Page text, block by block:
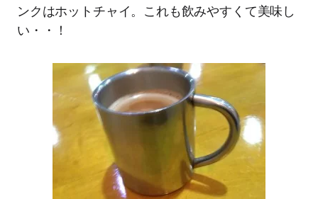
ンクはホットチャイ。これも飲みやすくて美味し
い・・！